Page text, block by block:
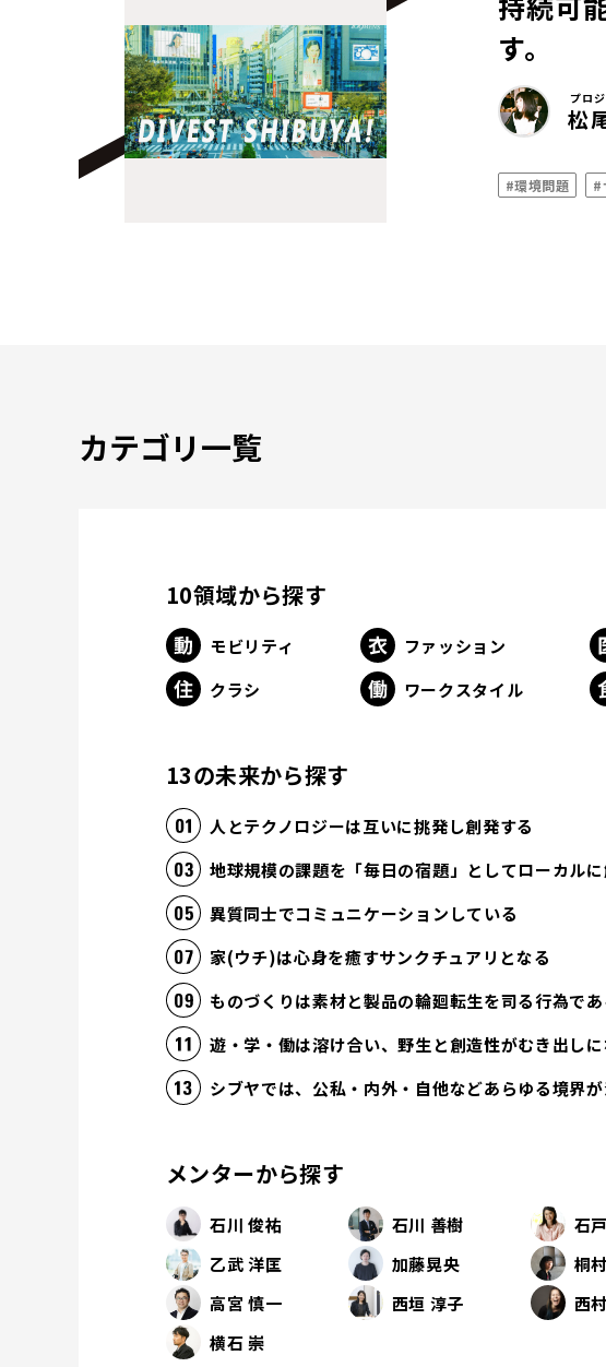
す。
プロ
松
#環境問題 #
カテゴリ一覧
10領域から探す
モビリティ ファッション
クラシ
ワークスタイル
13の未来から探す
人とテクノロジーは互いに挑発し創発する
地球規模の課題を「毎日の宿題」としてローカル
異質同士でコミュニケーションしている
家(ウチ)は心身を癒すサンクチュアリとなる
ものづくりは素材と製品の輪廻転生を司る行為であ
遊・学・働は溶け合い、野生と創造性がむき出しに
シブヤでは、公私・内外・自他などあらゆる境界
メンターから探す
石川 俊祐 石川 善樹 石
乙武 洋匡
加藤晃央 桐
高宮 慎一
西垣 淳子 西
横石 崇